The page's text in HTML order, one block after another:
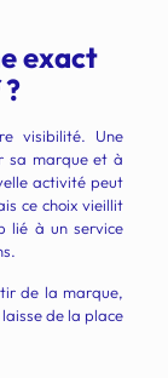
exact
visibilité. Une
sa marque et à
activité peut
ce choix vieillit
lié à un service
de la marque,
de la place